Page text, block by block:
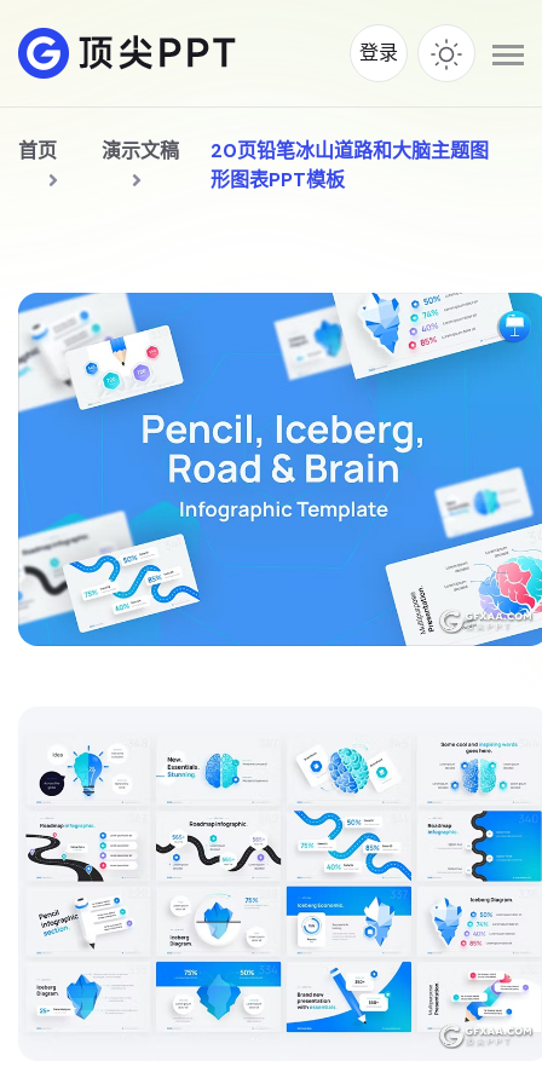
登录
首页 演示文稿
20页铅笔冰山道路和大脑主题图
形图表PPT模板